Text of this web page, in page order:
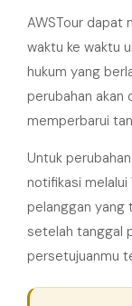
AWSTour dapat
waktu ke waktu
hukum yang
perubahan akan
memperbarui
Untuk
notifikasi
pelanggan yang
setelah tanggal
persetujuanmu